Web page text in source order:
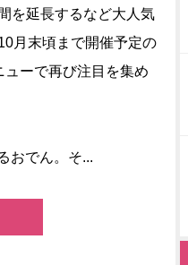
を延長するなど大人気
月末頃まで開催予定の
ューで再び注目を集め
おでん。そ...